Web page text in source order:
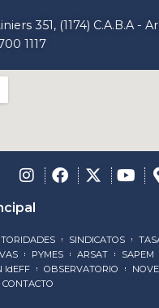
351, (1174) C.A.B.A -
1117
SINDICATOS
PYMES ARSAT
SAPEM
IdEFF
OBSERVATORIO
CONTACTO